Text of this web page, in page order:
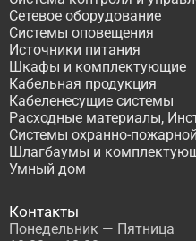
Сетевое оборудование
Системы оповещения
Источники питания
Шкафы и комплектующие
Кабельная продукция
Кабеленесущие системы
Расходные материалы,
Системы охранно-
Шлагбаумы и
Умный дом
Контакты
Понедельник — Пятница